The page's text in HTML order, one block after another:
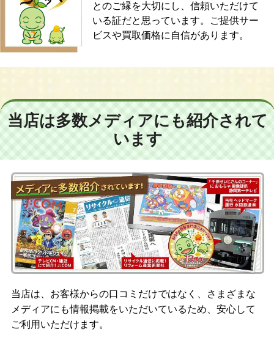
とのご縁を大切にし、信頼いただけて
いる証だと思っています。ご提供サー
ビスや買取価格に自信があります。
当店は多数メディアにも紹介されて
います
当店は、お客様からの口コミだけではなく、さまざまな
メディアにも情報掲載をいただいているため、安心して
ご利用いただけます。